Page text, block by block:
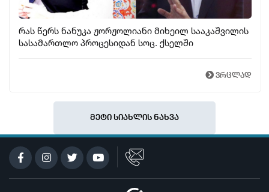
რას წერს ნანუკა ჟორჟოლიანი მიხეილ სააკაშვილის
სასამართლო პროცესიდან სოც. ქსელში
ვრცლად
მეტი სიახლის ნახვა